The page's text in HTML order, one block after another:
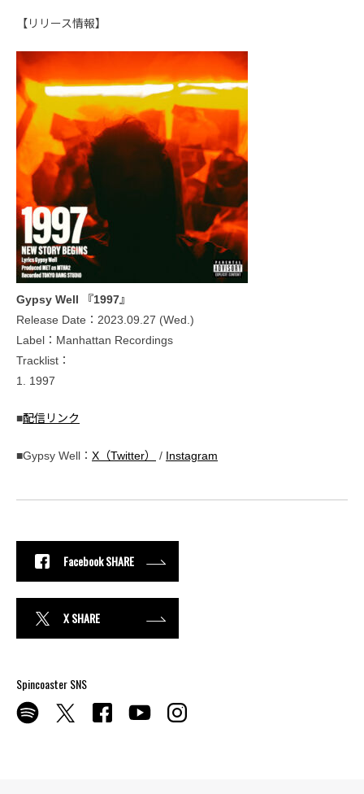
【リリース情報】
Gypsy Well 『1997』
Release Date：2023.09.27 (Wed.)
Label：Manhattan Recordings
Tracklist：
1. 1997
■配信リンク
■Gypsy Well： X（Twitter） / Instagram
Facebook SHARE
X SHARE
Spincoaster SNS